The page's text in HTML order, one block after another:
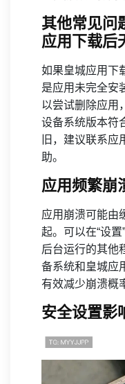
其他常见问
应用下载后
如果皇城应用下
是应用未完全安
以尝试删除应用
设备系统版本符
旧，建议联系应
助。
应用频繁崩
应用崩溃可能由
起。可以在“设
后台运行的其他
备系统和皇城应
有效减少崩溃概
安全设置影